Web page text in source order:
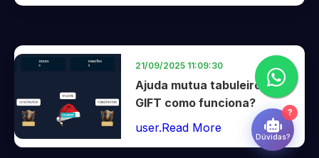
Dúvidas?
?
21/09/2025 11:09:30
Ajuda mutua tabuleiro 8
GIFT como funciona?
user.Read More